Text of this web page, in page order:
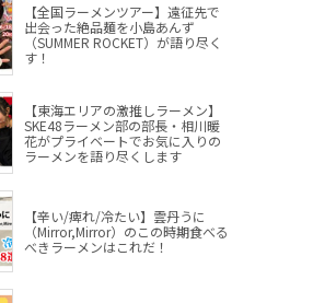
【全国ラーメンツアー】遠征先で
出会った絶品麺を小島あんず
（SUMMER ROCKET）が語り尽く
す！
【東海エリアの激推しラーメン】
SKE48ラーメン部の部長・相川暖
花がプライベートでお気に入りの
ラーメンを語り尽くします
【辛い/痺れ/冷たい】雲丹うに
（Mirror,Mirror）のこの時期食べる
べきラーメンはこれだ！